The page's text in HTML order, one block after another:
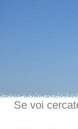
Se voi